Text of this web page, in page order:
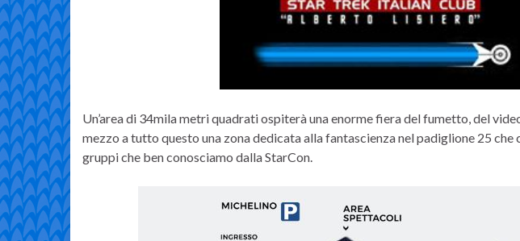
Un’area di 34mila metri quadrati ospiterà una enorme fiera del fumetto, del
mezzo a tutto questo una zona dedicata alla fantascienza nel padiglione 25 che
gruppi che ben conosciamo dalla StarCon.